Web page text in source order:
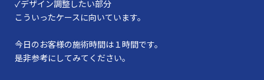
✓デザイン調整したい部分
こういったケースに向いています。
今日のお客様の施術時間は１時間です。
是非参考にしてみてください。